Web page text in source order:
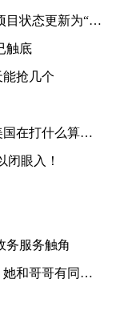
更新为“已反馈”
触底
抢几个
打什么算盘？
闭眼入！
务服务触角
有同样的特质